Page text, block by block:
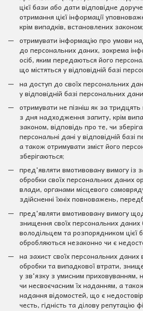
цієї бази або дати відповідне
отримання цієї інформації
крім випадків, встановлених законом;
отримувати інформацію про умови
до персональних даних, зокрема
осіб, яким передаються його
що містяться у відповідній базі
на доступ до своїх персональних
у відповідній базі персональних
отримувати не пізніш як за
з дня надходження запиту, крім
законом, відповідь про те, чи
персональні дані у відповідній базі
а також отримувати зміст його
зберігаються;
пред'являти вмотивовану вимогу із
обробки своїх персональних даних
влади, органами місцевого
здійсненні їхніх повноважень,
пред'являти вмотивовану вимогу
знищення своїх персональних
володільцем та розпорядником цієї
обробляються незаконно чи є
на захист своїх персональних даних
обробки та випадкової втрати,
у зв'язку з умисним приховуванням,
чи несвоєчасним їх наданням, а
надання відомостей, що є
честь, гідність та ділову репутацію